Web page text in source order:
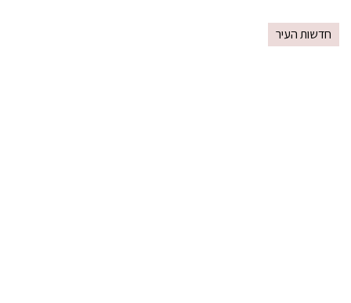
חדשות העיר